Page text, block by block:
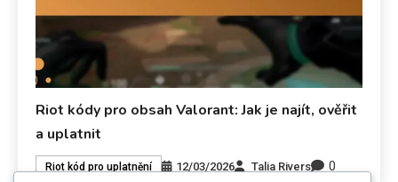
Riot kódy pro obsah Valorant: Jak je najít, ověřit
a uplatnit
Riot kód pro uplatnění 12/03/2026 Talia Rivers 0